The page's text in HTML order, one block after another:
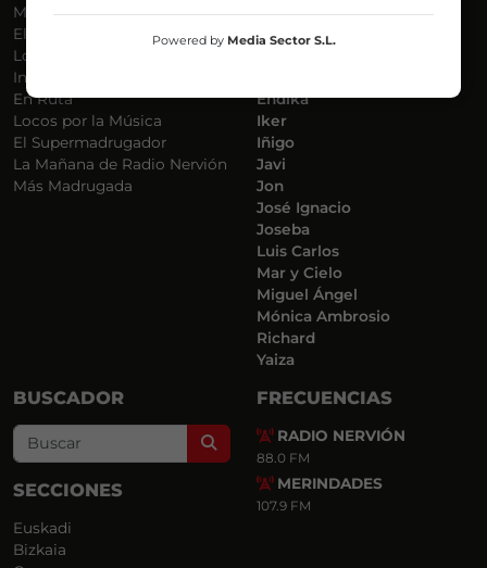
Más Música
El Madrugador
Lo Más Nuevo
Informativos
En Ruta
Locos por la Música
El Supermadrugador
La Mañana de Radio Nervión
Más Madrugada
Belén Ollero
Dani
Endika
Iker
Iñigo
Javi
Jon
José Ignacio
Joseba
Luis Carlos
Mar y Cielo
Miguel Ángel
Mónica Ambrosio
Richard
Yaiza
BUSCADOR
Search
SECCIONES
Euskadi
Bizkaia
FRECUENCIAS
RADIO NERVIÓN
88.0 FM
MERINDADES
107.9 FM
Powered by Media Sector S.L.